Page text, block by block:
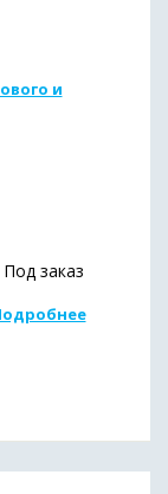
и
Под заказ